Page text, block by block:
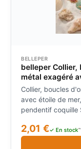
BELLEPER
belleper Collier,
métal exagéré
perle, corail et
Jacques, style
OT, pour femme
Collier, boucles
avec étoile de
pendentif coquille
2,01 €✓ En stock